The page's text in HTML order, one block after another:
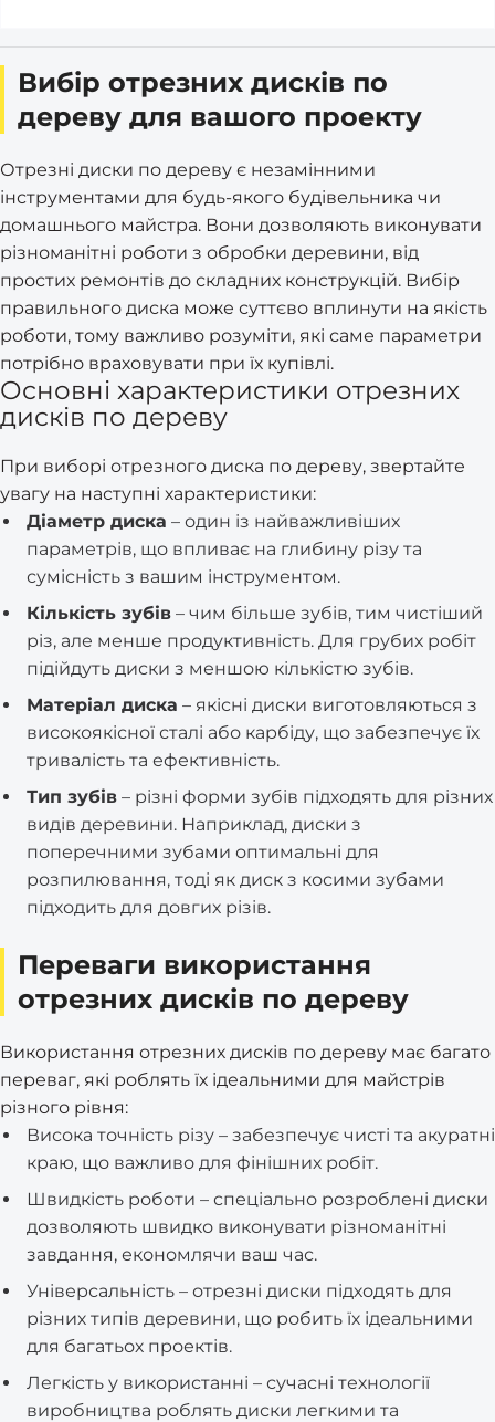
Вибір отрезних дисків по
дереву для вашого проекту
Отрезні диски по дереву є незамінними
інструментами для будь-якого будівельника чи
домашнього майстра. Вони дозволяють виконувати
різноманітні роботи з обробки деревини, від
простих ремонтів до складних конструкцій. Вибір
правильного диска може суттєво вплинути на якість
роботи, тому важливо розуміти, які саме параметри
потрібно враховувати при їх купівлі.
Основні характеристики отрезних
дисків по дереву
При виборі отрезного диска по дереву, звертайте
увагу на наступні характеристики:
Діаметр диска – один із найважливіших
параметрів, що впливає на глибину різу та
сумісність з вашим інструментом.
Кількість зубів – чим більше зубів, тим чистіший
різ, але менше продуктивність. Для грубих робіт
підійдуть диски з меншою кількістю зубів.
Матеріал диска – якісні диски виготовляються з
високоякісної сталі або карбіду, що забезпечує їх
тривалість та ефективність.
Тип зубів – різні форми зубів підходять для різних
видів деревини. Наприклад, диски з
поперечними зубами оптимальні для
розпилювання, тоді як диск з косими зубами
підходить для довгих різів.
Переваги використання
отрезних дисків по дереву
Використання отрезних дисків по дереву має багато
переваг, які роблять їх ідеальними для майстрів
різного рівня:
Висока точність різу – забезпечує чисті та акуратні
краю, що важливо для фінішних робіт.
Швидкість роботи – спеціально розроблені диски
дозволяють швидко виконувати різноманітні
завдання, економлячи ваш час.
Універсальність – отрезні диски підходять для
різних типів деревини, що робить їх ідеальними
для багатьох проектів.
Легкість у використанні – сучасні технології
виробництва роблять диски легкими та